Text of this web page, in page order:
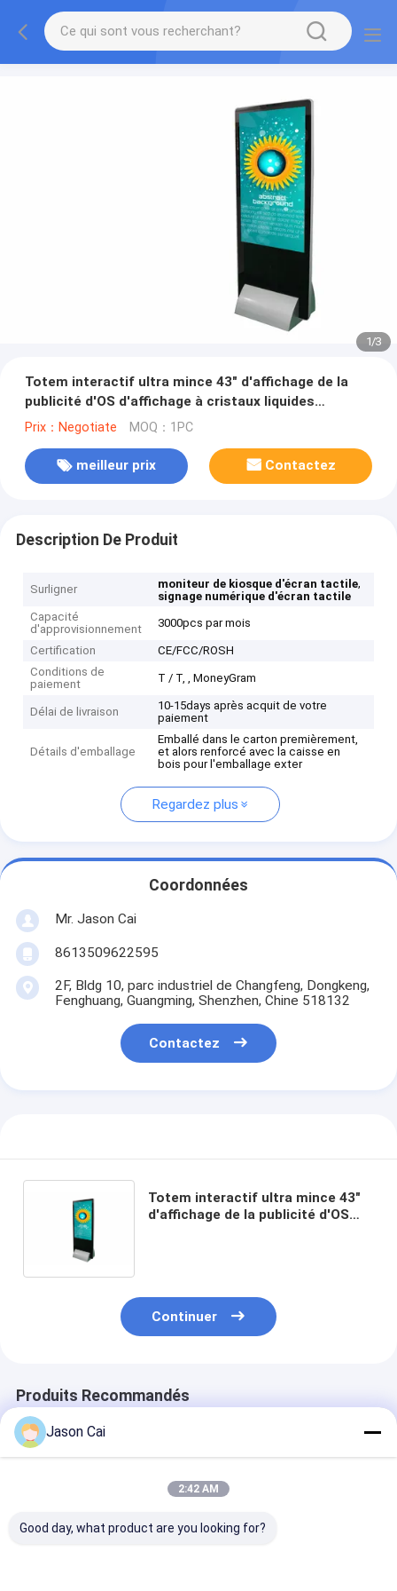
1/3
Totem interactif ultra mince 43" d'affichage de la
publicité d'OS d'affichage à cristaux liquides
Windows Android d'affichage de contact support de
Prix：Negotiate MOQ：1PC
meilleur prix Contactez
Description De Produit
Surligner moniteur de kiosque d'écran tactile,
signage numérique d'écran tactile
Capacité
d'approvisionnement
3000pcs par mois
Certification
CE/FCC/ROSH
Conditions de
paiement
T / T, , MoneyGram
Délai de livraison
10-15days après acquit de votre
paiement
Détails d'emballage
Emballé dans le carton premièrement,
et alors renforcé avec la caisse en
bois pour l'emballage exter
Regardez plus
Coordonnées
Mr. Jason Cai
8613509622595
2F, Bldg 10, parc industriel de Changfeng, Dongkeng,
Fenghuang, Guangming, Shenzhen, Chine 518132
Contactez
Totem interactif ultra mince 43"
d'affichage de la publicité d'OS
Continuer
Produits Recommandés
Jason Cai
2:42 AM
Good day, what product are you looking for?